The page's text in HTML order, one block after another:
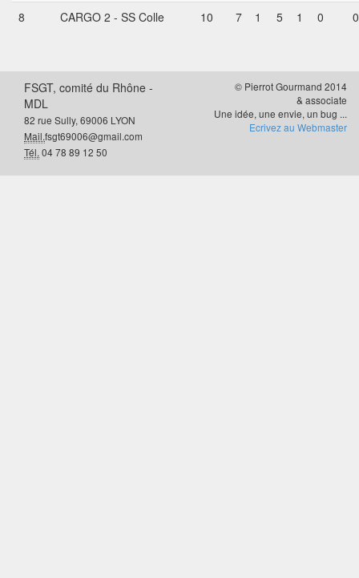
8
CARGO 2 - SS Colle 10 7 1 5 1 0 0
FSGT, comité du Rhône -
MDL
82 rue Sully, 69006 LYON
Mail.fsgt69006@gmail.com
Tél. 04 78 89 12 50
© Pierrot Gourmand 2014
& associate
Une idée, une envie, un bug ...
Ecrivez au Webmaster